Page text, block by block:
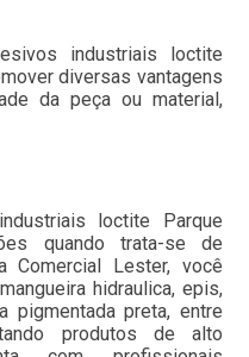
industriais loctite
diversas vantagens
da peça ou material,
loctite Parque
quando trata-se de
Comercial Lester, você
hidraulica, epis,
pigmentada preta, entre
produtos de alto